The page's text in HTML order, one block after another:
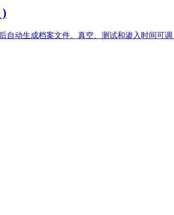
自动生成档案文件。真空、测试和渗入时间可